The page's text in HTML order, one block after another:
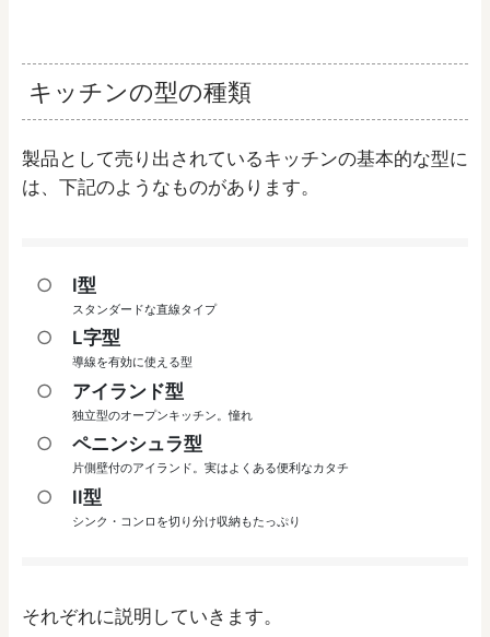
キッチンの型の種類
製品として売り出されているキッチンの基本的な型に
は、下記のようなものがあります。
I型
スタンダードな直線タイプ
L字型
導線を有効に使える型
アイランド型
独立型のオープンキッチン。憧れ
ペニンシュラ型
片側壁付のアイランド。実はよくある便利なカタチ
II型
シンク・コンロを切り分け収納もたっぷり
それぞれに説明していきます。